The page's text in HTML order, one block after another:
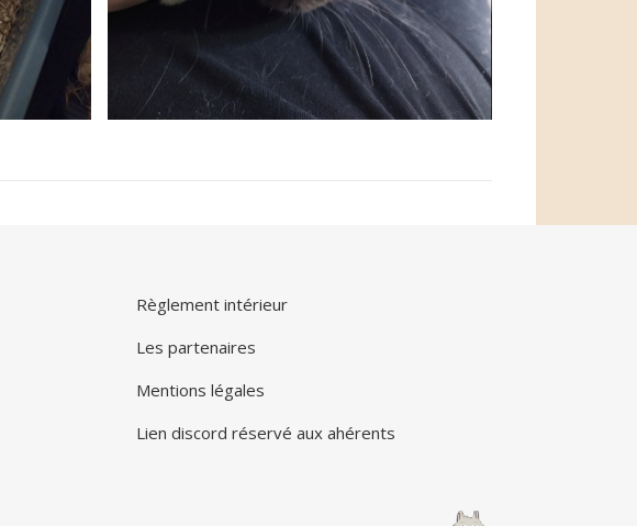
Règlement intérieur
Les partenaires
Mentions légales
Lien discord réservé aux ahérents